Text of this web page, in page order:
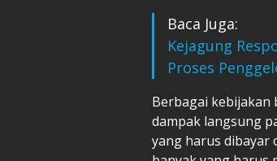
Baca Juga:
Kejagung
Proses
Berbagai kebijakan
dampak langsung
yang harus dibayar